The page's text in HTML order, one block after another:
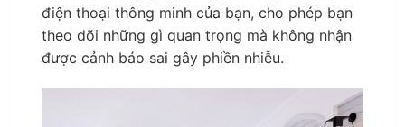
điện thoại thông minh của bạn, cho phép bạn
theo dõi những gì quan trọng mà không nhận
được cảnh báo sai gây phiền nhiễu.